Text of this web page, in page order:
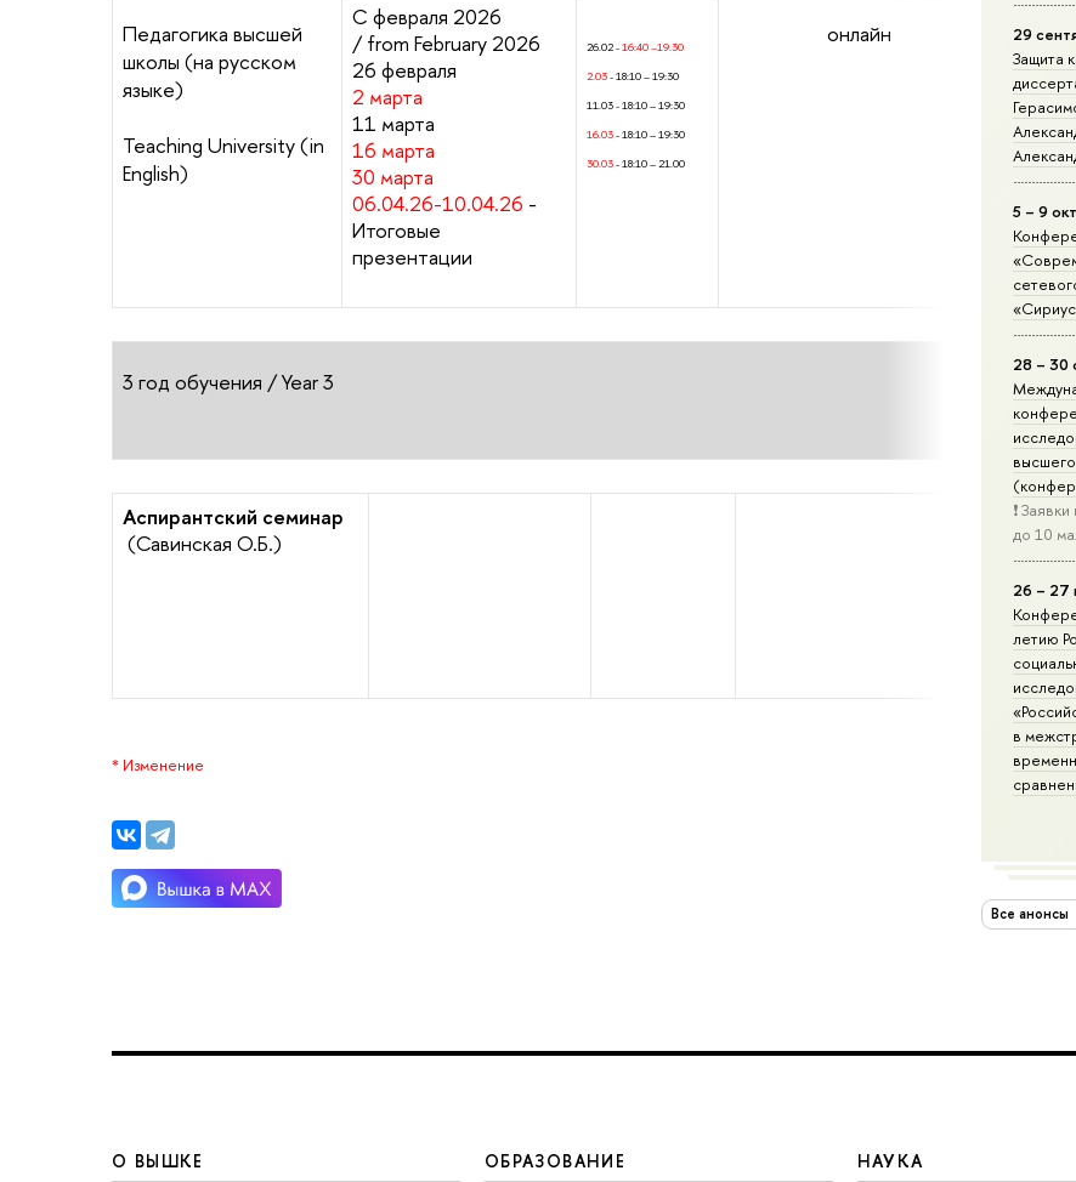
29
Защита
5 – 9
28 – 30
❗️
до 10
26 – 27
летию
в
Все анонсы
Педагогика высшей
школы (на русском
языке)
Teaching University (in
English)
С февраля 2026
/ from February 2026
26 февраля
2 марта
11 марта
16 марта
30 марта
06.04.26-10.04.26 -
Итоговые
презентации
26.02 -16:40 –19.30
2.03- 18:10 – 19:30
11.03 - 18:10 – 19:30
16.03- 18:10 – 19:30
30.03- 18:10 – 21.00
онлайн
3 год обучения /Year 3
Аспирантский семинар
(Савинская О.Б.)
* Изменение
О ВЫШКЕ
ОБРАЗОВАНИЕ
НАУКА